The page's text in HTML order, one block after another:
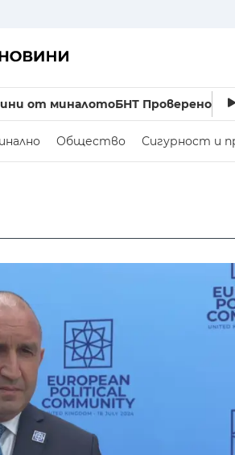
от миналотоБНТ Проверено
Общество Сигурност и